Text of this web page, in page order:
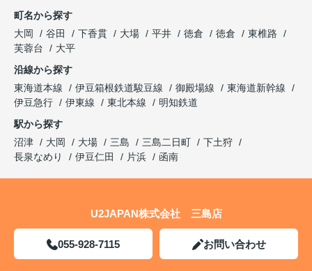
町名から探す
大岡
谷田 下香貫 大場 平井 徳倉 徳倉
東椎路
芙蓉台
大平
沿線から探す
東海道本線
伊豆箱根鉄道駿豆線 御殿場線
東海道新幹線
伊豆急行
伊東線 東北本線
明知鉄道
駅から探す
沼津
大岡 大場 三島 三島二日町
下土狩
長泉なめり
伊豆仁田 片浜 函南
U2JAPAN株式会社 三島店
055-928-7115 お問い合わせ